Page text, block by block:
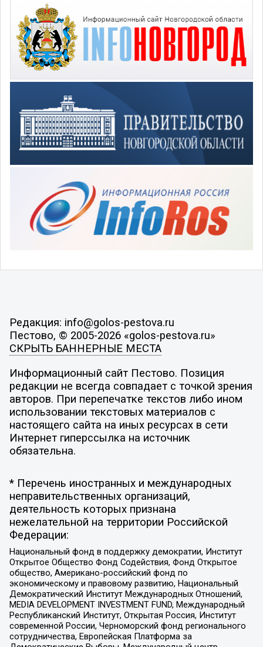
Редакция: info@golos-pestova.ru
Пестово, © 2005-2026 «golos-pestova.ru»
СКРЫТЬ БАННЕРНЫЕ МЕСТА
Информационный сайт Пестово. Позиция
редакции не всегда совпадает с точкой зрения
авторов. При перепечатке текстов либо ином
использовании текстовых материалов с
настоящего сайта на иных ресурсах в сети
Интернет гиперссылка на источник
обязательна.
* Перечень иностранных и международных
неправительственных организаций,
деятельность которых признана
нежелательной на территории Российской
Федерации:
Национальный фонд в поддержку демократии, Институт
Открытое Общество Фонд Содействия, Фонд Открытое
общество, Американо-российский фонд по
экономическому и правовому развитию, Национальный
Демократический Институт Международных Отношений,
MEDIA DEVELOPMENT INVESTMENT FUND, Международный
Республиканский Институт, Открытая Россия, Институт
современной России, Черноморский фонд регионального
сотрудничества, Европейская Платформа за